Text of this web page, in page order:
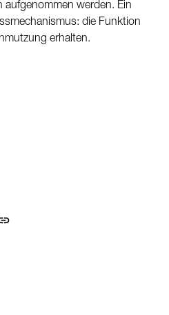
aufgenommen werden. Ein
die Funktion
erhalten.